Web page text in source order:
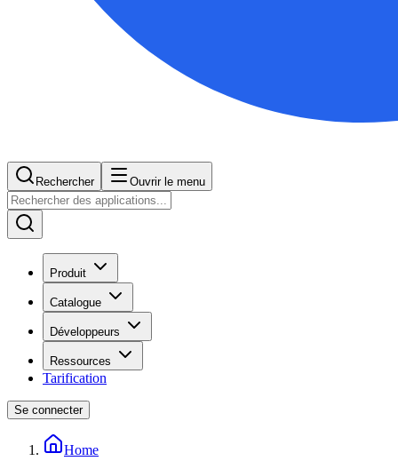
Rechercher Ouvrir le menu
Produit
Catalogue
Développeurs
Ressources
Tarification
Se connecter
Home